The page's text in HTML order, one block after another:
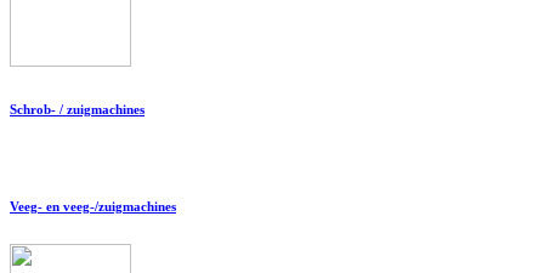
Schrob- / zuigmachines
Veeg- en veeg-/zuigmachines